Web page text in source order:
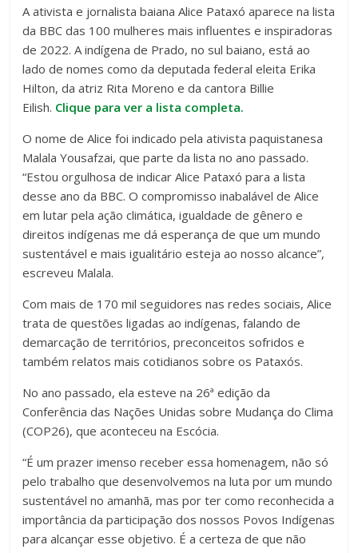
A ativista e jornalista baiana Alice Pataxó aparece na lista
da BBC das 100 mulheres mais influentes e inspiradoras
de 2022. A indígena de Prado, no sul baiano, está ao
lado de nomes como da deputada federal eleita Erika
Hilton, da atriz Rita Moreno e da cantora Billie
Eilish. Clique para ver a lista completa.
O nome de Alice foi indicado pela ativista paquistanesa
Malala Yousafzai, que parte da lista no ano passado.
“Estou orgulhosa de indicar Alice Pataxó para a lista
desse ano da BBC. O compromisso inabalável de Alice
em lutar pela ação climática, igualdade de gênero e
direitos indígenas me dá esperança de que um mundo
sustentável e mais igualitário esteja ao nosso alcance”,
escreveu Malala.
Com mais de 170 mil seguidores nas redes sociais, Alice
trata de questões ligadas ao indígenas, falando de
demarcação de territórios, preconceitos sofridos e
também relatos mais cotidianos sobre os Pataxós.
No ano passado, ela esteve na 26ª edição da
Conferência das Nações Unidas sobre Mudança do Clima
(COP26), que aconteceu na Escócia.
“É um prazer imenso receber essa homenagem, não só
pelo trabalho que desenvolvemos na luta por um mundo
sustentável no amanhã, mas por ter como reconhecida a
importância da participação dos nossos Povos Indígenas
para alcançar esse objetivo. É a certeza de que não